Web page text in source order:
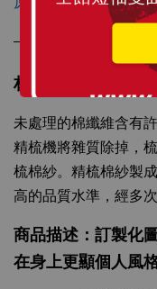
SLANT 素面
100%精梳環
NT$ 199
NT$ 299
材質介紹-100%全
未處理的棉纖維含有
精梳機將雜質除掉，
梳棉紗。精梳棉紗製
高的品質水準，經多
商品描述：訂製化
在身上更顯個人風